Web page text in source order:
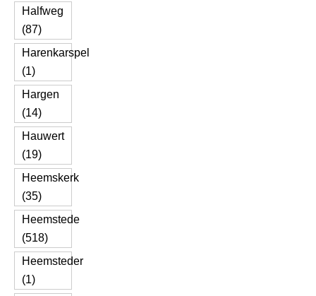
Halfweg
(87)
Harenkarspel
(1)
Hargen
(14)
Hauwert
(19)
Heemskerk
(35)
Heemstede
(518)
Heemsteder
(1)